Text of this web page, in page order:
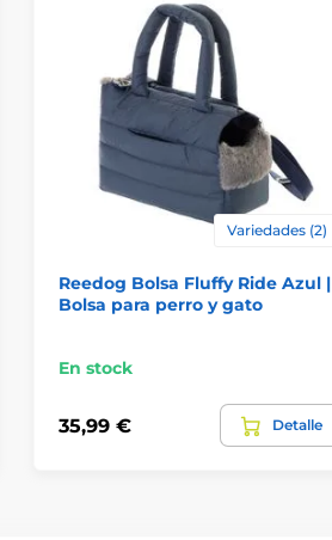
Variedades (2)
Reedog Bolsa Fluffy Ride Azul |
Bolsa para perro y gato
En stock
35,99 € Detalle